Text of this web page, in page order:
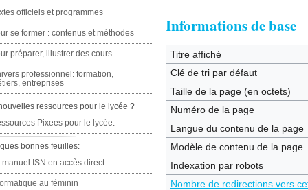
Informations de base
Titre affiché
Clé de tri par défaut
Taille de la page (en octets)
Numéro de la page
Langue du contenu de la page
Modèle de contenu de la page
Indexation par robots
Nombre de redirections vers
officiels et programmes
se former : contenus et méthodes
préparer, illustrer des cours
professionnel: formation,
entreprises
ressources pour le lycée ?
Pixees pour le lycée.
bonnes feuilles:
manuel ISN en accès direct
au féminin